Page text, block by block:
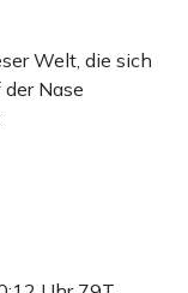
Welt, die sich
Nase